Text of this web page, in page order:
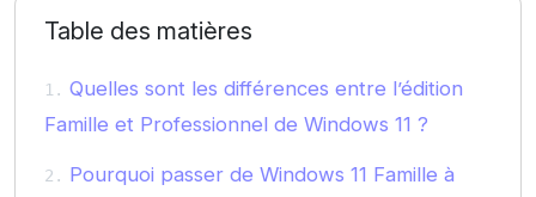
Table des matières
Quelles sont les différences entre l’édition
Famille et Professionnel de Windows 11 ?
Pourquoi passer de Windows 11 Famille à